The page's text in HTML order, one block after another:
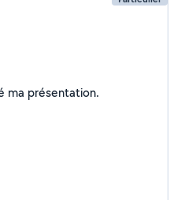
Je n'ai pas encore renseigné ma présentation.